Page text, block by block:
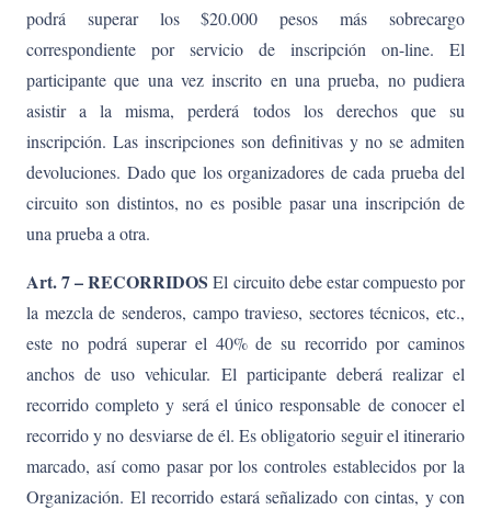
podrá superar los $20.000 pesos más sobrecargo
correspondiente por servicio de inscripción on-line. El
participante que una vez inscrito en una prueba, no pudiera
asistir a la misma, perderá todos los derechos que su
inscripción. Las inscripciones son definitivas y no se admiten
devoluciones. Dado que los organizadores de cada prueba del
circuito son distintos, no es posible pasar una inscripción de
una prueba a otra.
Art. 7 – RECORRIDOS El circuito debe estar compuesto por
la mezcla de senderos, campo travieso, sectores técnicos, etc.,
este no podrá superar el 40% de su recorrido por caminos
anchos de uso vehicular. El participante deberá realizar el
recorrido completo y será el único responsable de conocer el
recorrido y no desviarse de él. Es obligatorio seguir el itinerario
marcado, así como pasar por los controles establecidos por la
Organización. El recorrido estará señalizado con cintas, y con